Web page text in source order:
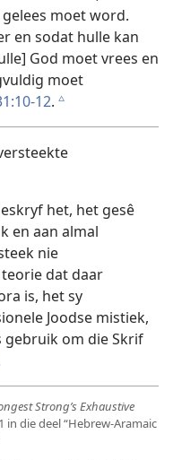
moet word.
en sodat hulle kan
God moet vrees en
moet
12. c
het, het gesê
en aan almal
nie
teorie dat daar
is, het sy
Joodse mistiek,
gebruik om die Skrif
Strong’s Exhaustive
in die deel “Hebrew-Aramaic